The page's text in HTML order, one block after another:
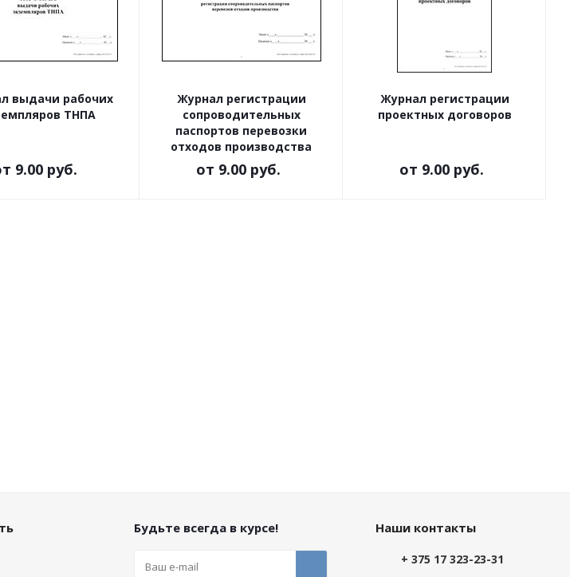
выдачи рабочих
ТНПА
9.00 руб.
Журнал регистрации
сопроводительных
паспортов перевозки
отходов производства
от 9.00 руб.
Журнал регистрации
проектных договоров
от 9.00 руб.
Будьте всегда в курсе! Наши контакты
+ 375 17 323-23-31